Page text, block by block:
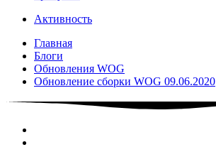
Активность
Главная
Блоги
Обновления WOG
Обновление сборки WOG 09.06.2020